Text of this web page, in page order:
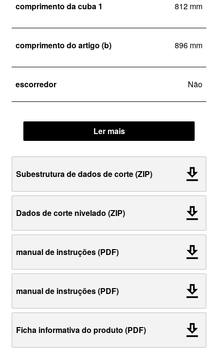
comprimento da cuba 1 812 mm
comprimento do artigo (b) 896 mm
escorredor Não
Ler mais
Subestrutura de dados de corte (ZIP)
Dados de corte nivelado (ZIP)
manual de instruções (PDF)
manual de instruções (PDF)
Ficha informativa do produto (PDF)